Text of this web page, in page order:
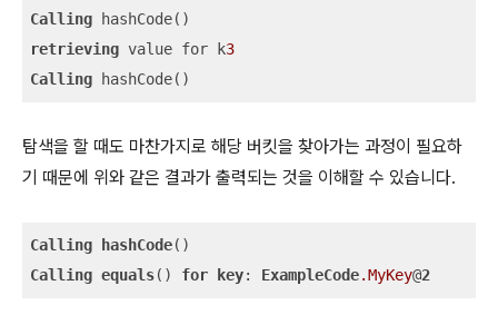
Calling
retrieving value for k3
Calling hashCode()
탐색을 할 때도 마찬가지로 해당 버킷을 찾아가는 과정이 필요하
기 때문에 위와 같은 결과가 출력되는 것을 이해할 수 있습니다.
Calling hashCode
Calling equals() for key: ExampleCode.MyKey@2